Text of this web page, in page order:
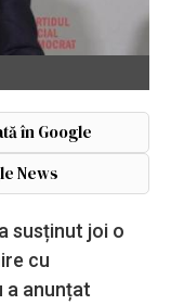
în Google
News
susținut joi o
cu
a anunțat